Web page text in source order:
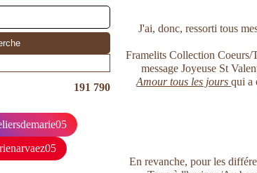
191 790
J'ai, donc, ressorti tous
Framelits Collection Coeurs/
message Joyeuse St
Amour tous les jours qui a
En revanche, pour les